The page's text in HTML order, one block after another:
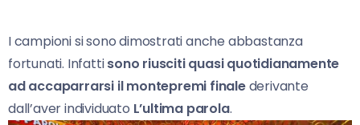
I campioni si sono dimostrati anche abbastanza
fortunati. Infattisono riusciti quasi quotidianamente
adaccaparrarsi ilmontepremi finalederivante
dall’aver individuato L’ultima parola.